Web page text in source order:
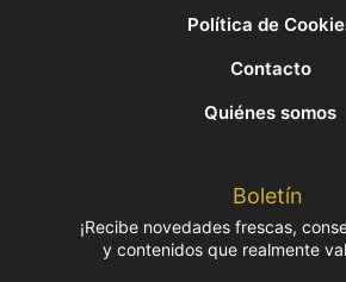
Política de
Contacto
Quiénes somos
Boletín
¡Recibe novedades frescas,
y contenidos que realmente